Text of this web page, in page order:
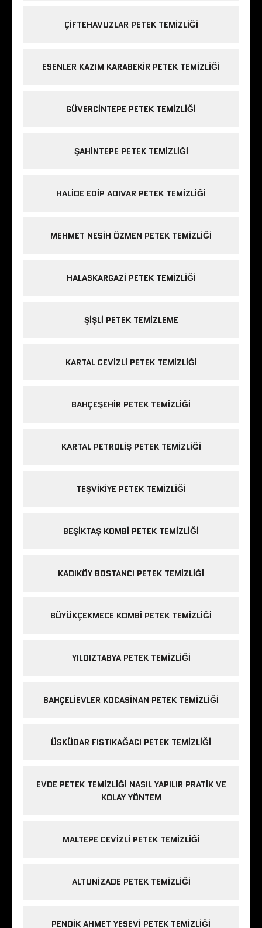
ÇIFTEHAVUZLAR PETEK TEMIZLIĞI
ESENLER KAZIM KARABEKIR PETEK TEMIZLIĞI
GÜVERCINTEPE PETEK TEMIZLIĞI
ŞAHINTEPE PETEK TEMIZLIĞI
HALIDE EDIP ADIVAR PETEK TEMIZLIĞI
MEHMET NESIH ÖZMEN PETEK TEMIZLIĞI
HALASKARGAZI PETEK TEMIZLIĞI
ŞIŞLI PETEK TEMIZLEME
KARTAL CEVIZLI PETEK TEMIZLIĞI
BAHÇEŞEHIR PETEK TEMIZLIĞI
KARTAL PETROLIŞ PETEK TEMIZLIĞI
TEŞVIKIYE PETEK TEMIZLIĞI
BEŞIKTAŞ KOMBI PETEK TEMIZLIĞI
KADIKÖY BOSTANCI PETEK TEMIZLIĞI
BÜYÜKÇEKMECE KOMBI PETEK TEMIZLIĞI
YILDIZTABYA PETEK TEMIZLIĞI
BAHÇELIEVLER KOCASINAN PETEK TEMIZLIĞI
ÜSKÜDAR FISTIKAĞACI PETEK TEMIZLIĞI
EVDE PETEK TEMIZLIĞI NASIL YAPILIR PRATIK VE
KOLAY YÖNTEM
MALTEPE CEVIZLI PETEK TEMIZLIĞI
ALTUNIZADE PETEK TEMIZLIĞI
PENDIK AHMET YESEVI PETEK TEMIZLIĞI